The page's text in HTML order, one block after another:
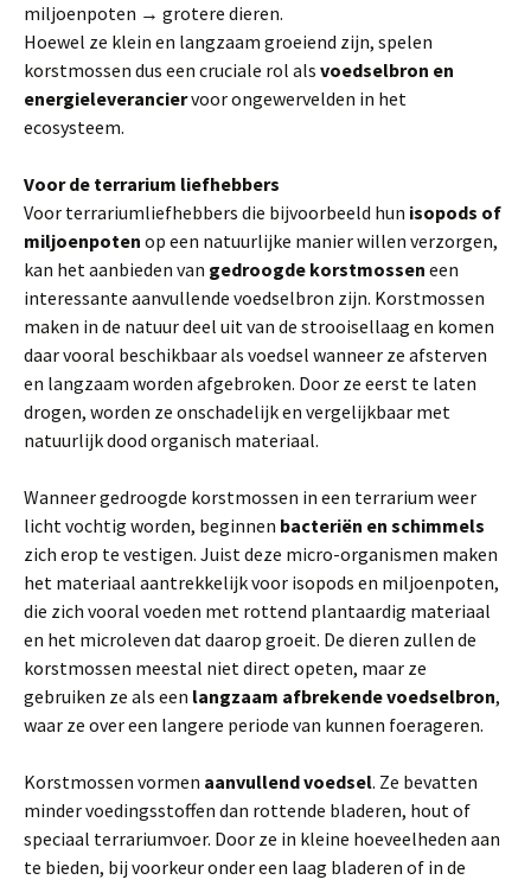
miljoenpoten → grotere dieren.
Hoewel ze klein en langzaam groeiend zijn, spelen
korstmossen dus een cruciale rol als voedselbron en
energieleveranciervoor ongewervelden in het
ecosysteem.
Voor de terrarium liefhebbers
Voor terrariumliefhebbers die bijvoorbeeld hun isopods of
miljoenpoten op een natuurlijke manier willen verzorgen,
kan het aanbieden van gedroogde korstmossen een
interessante aanvullende voedselbron zijn. Korstmossen
maken in de natuur deel uit van de strooisellaag en komen
daar vooral beschikbaar als voedsel wanneer ze afsterven
en langzaam worden afgebroken. Door ze eerst te laten
drogen, worden ze onschadelijk en vergelijkbaar met
natuurlijk dood organisch materiaal.
Wanneer gedroogde korstmossen in een terrarium weer
licht vochtig worden, beginnen bacteriën en schimmels
zich erop te vestigen. Juist deze micro-organismen maken
het materiaal aantrekkelijk voor isopods en miljoenpoten,
die zich vooral voeden met rottend plantaardig materiaal
en het microleven dat daarop groeit. De dieren zullen de
korstmossen meestal niet direct opeten, maar ze
gebruiken ze als een langzaam afbrekende voedselbron,
waar ze over een langere periode van kunnen foerageren.
Korstmossen vormen aanvullend voedsel. Ze bevatten
minder voedingsstoffen dan rottende bladeren, hout of
speciaal terrariumvoer. Door ze in kleine hoeveelheden aan
te bieden, bij voorkeur onder een laag bladeren of in de